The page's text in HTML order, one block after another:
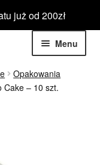
już od 200zł
Menu
Opakowania
Cake – 10 szt.